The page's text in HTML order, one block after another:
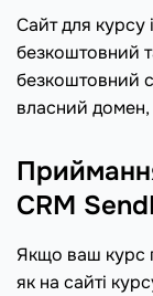
Сайт для курсу
безкоштовний
безкоштовний
власний
CRM
Якщо ваш курс
як на сайті